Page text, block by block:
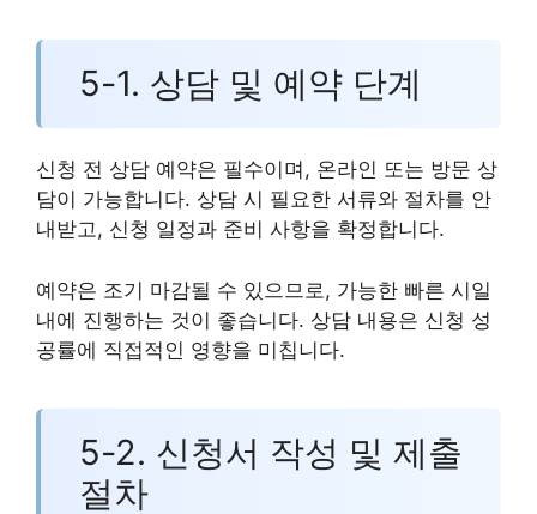
5-1. 상담 및 예약 단계
신청 전 상담 예약은 필수이며, 온라인 또는 방문 상
담이 가능합니다. 상담 시 필요한 서류와 절차를 안
내받고, 신청 일정과 준비 사항을 확정합니다.
예약은 조기 마감될 수 있으므로, 가능한 빠른 시일
내에 진행하는 것이 좋습니다. 상담 내용은 신청 성
공률에 직접적인 영향을 미칩니다.
5-2. 신청서 작성 및 제출
절차